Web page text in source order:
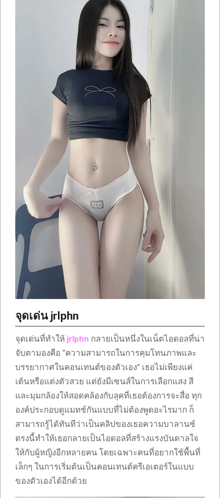
จุดเด่น jrlphn
จุดเด่นที่ทำให้ jrlphn กลายเป็นหนึ่งในเน็ตไอดอลที่น่า
จับตามองคือ “ความสามารถในการคุมโทนภาพและ
บรรยากาศในคอนเทนต์ของตัวเอง” เธอไม่เพียงแค่
เต้นหรือแต่งตัวสวย แต่ยังมีเซนส์ในการเลือกแสง สี
และมุมกล้องให้สอดคล้องกับลุคที่เธอต้องการจะสื่อ ทุก
องค์ประกอบดูแมทช์กันแบบที่ไม่ต้องพูดอะไรมาก ก็
สามารถรู้ได้ทันทีว่าเป็นคลิปของเธอความบาลานซ์
ตรงนี้ทำให้เธอกลายเป็นไอดอลที่สร้างแรงบันดาลใจ
ให้กับผู้หญิงอีกหลายคน โดยเฉพาะคนที่อยากใช้พื้นที่
เล็กๆ ในการเริ่มต้นเป็นคอนเทนต์ครีเอเตอร์ในแบบ
ของตัวเองได้อีกด้วย